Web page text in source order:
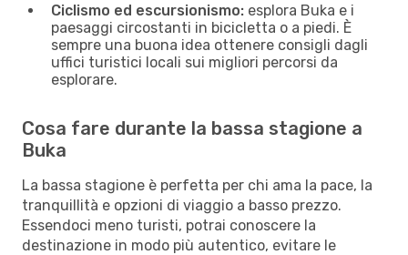
Ciclismo ed escursionismo: esplora Buka e i
paesaggi circostanti in bicicletta o a piedi. È
sempre una buona idea ottenere consigli dagli
uffici turistici locali sui migliori percorsi da
esplorare.
Cosa fare durante la bassa stagione a
Buka
La bassa stagione è perfetta per chi ama la pace, la
tranquillità e opzioni di viaggio a basso prezzo.
Essendoci meno turisti, potrai conoscere la
destinazione in modo più autentico, evitare le